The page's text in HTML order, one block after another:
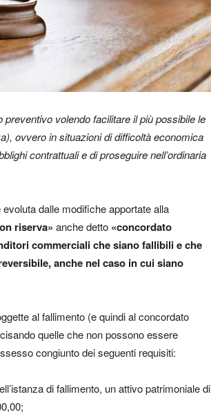
preventivo volendo facilitare il più possibile le
ovvero in situazioni di difficoltà economica
contrattuali e di proseguire nell’ordinaria
dalle modifiche apportate alla
riserva» anche detto «concordato
commerciali che siano fallibili e che
anche nel caso in cui siano
al fallimento (e quindi al concordato
quelle che non possono essere
congiunto dei seguenti requisiti:
di fallimento, un attivo patrimoniale di